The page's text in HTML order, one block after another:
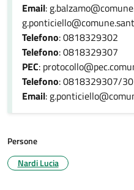
Email:
Telefono: 0818329302
Telefono: 0818329307
PEC:
Telefono: 0818329307/
Email:
Persone
Nardi Lucia